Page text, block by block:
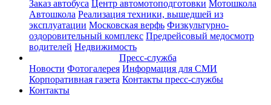
Заказ автобуса Центр автомотоподготовки Мотошкола
Автошкола Реализация техники, вышедшей из
эксплуатации Московская верфь Физкультурно-
оздоровительный комплекс Предрейсовый медосмотр
водителей Недвижимость
Пресс-служба
Новости Фотогалерея Информация для СМИ
Корпоративная газета Контакты пресс-службы
Контакты